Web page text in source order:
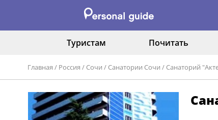
Туристам Почитать
Главная / Россия / Сочи / Санатории Сочи / Санаторий